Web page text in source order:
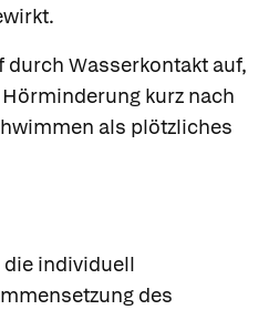
Wasserkontakt auf,
kurz nach
als plötzliches
die individuell
des